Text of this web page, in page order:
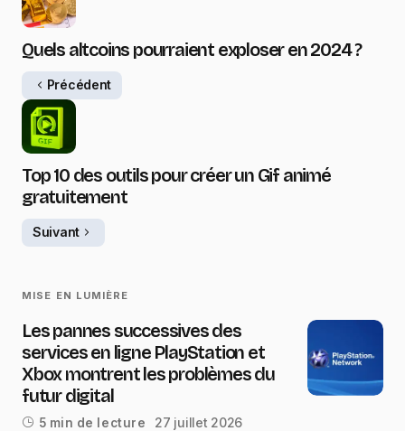
Quels altcoins pourraient exploser en 2024 ?
Précédent
Top 10 des outils pour créer un Gif animé
gratuitement
Suivant
MISE EN LUMIÈRE
Les pannes successives des
services en ligne PlayStation et
Xbox montrent les problèmes du
futur digital
5 min de lecture 27 juillet 2026